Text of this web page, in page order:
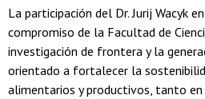
La participación del Dr. Jurij Wacyk
compromiso de la Facultad de
investigación de frontera y la
orientado a fortalecer la
alimentarios y productivos, tanto